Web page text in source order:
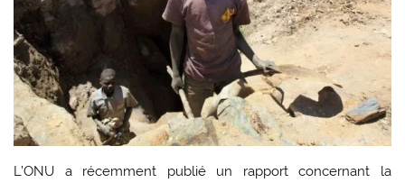
L’ONU a récemment publié un rapport concernant la